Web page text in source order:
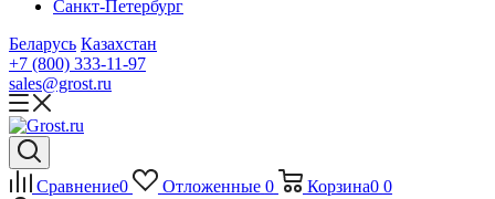
Санкт-Петербург
Беларусь Казахстан
+7 (800) 333-11-97
sales@grost.ru
Сравнение0 Отложенные 0 Корзина0 0